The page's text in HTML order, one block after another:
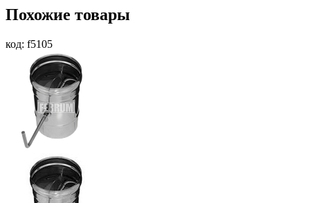
Похожие товары
код: f5105